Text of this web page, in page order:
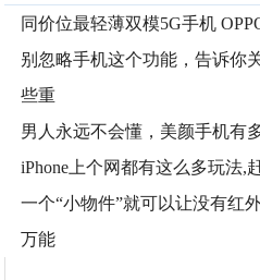
同价位最轻薄双模5G手机
别忽略手机这个功能，告诉你
些重
男人永远不会懂，美颜手机有
iPhone上个网都有这么多玩法,
一个“小物件”就可以让没有红
万能